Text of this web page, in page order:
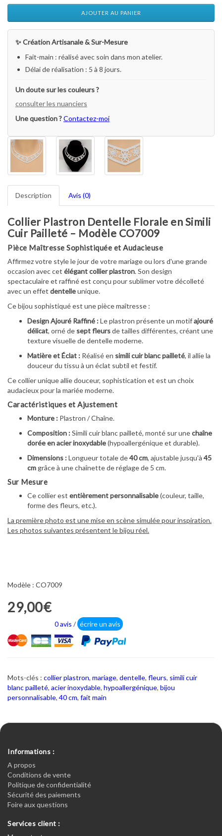
AJOUTER AU PANIER
✨ Création Artisanale & Sur-Mesure
Fait-main : réalisé avec soin dans mon atelier.
Délai de réalisation : 5 à 8 jours.
Un doute sur les couleurs ?
consulter les nuanciers
Une question ?Contactez-moi
Description Avis (0)
Collier Plastron Dentelle Florale en Simili
Cuir Pailleté – Modèle CO7009
Pièce Maîtresse Sophistiquée et Audacieuse
Affirmez votre style le jour de votre mariage ou lors d'une grande
occasion avec cet élégant collier plastron. Son design
spectaculaire et raffiné est conçu pour sublimer votre décolleté
avec un effet dentelleunique.
Ce bijou sophistiqué est une pièce maîtresse :
Design Ajouré Raffiné :Le plastron présente un motifajouré
délicat, orné de sept fleursde tailles différentes, créant une
texture visuelle de dentelle moderne.
Matière et Éclat : Réalisé en simili cuir blanc pailleté, il allie la
douceur du tissu à un éclat subtil et festif.
Ce collier unique allie douceur, sophistication et est un choix
audacieux pour la mariée moderne.
Caractéristiques et Ajustement
Monture : Plastron / Chaîne.
Composition :Simili cuir blanc pailleté, monté sur unechaîne
dorée en acier inoxydable(hypoallergénique et durable).
Dimensions :Longueur totale de40 cm, ajustable jusqu'à 45
cm grâce à une chaînette de réglage de 5 cm.
Sur Mesure
Ce collier est entièrement personnalisable(couleur, taille,
forme des fleurs, etc.).
La première photo est une mise en scène simulée pour inspiration.
Les photos suivantes présentent le bijou réel.
Modèle : CO7009
29,00€
0 avis / écrire un avis
Mots-clés : collier plastron, mariage, dentelle, fleurs, simili cuir
blanc pailleté, acier inoxydable, hypoallergénique, bijou
personnalisable, 40 cm, fait main
Informations :
A propos
Conditions de vente
Politique de confidentialité
Sécurité des paiements
Foire aux questions
Services client :